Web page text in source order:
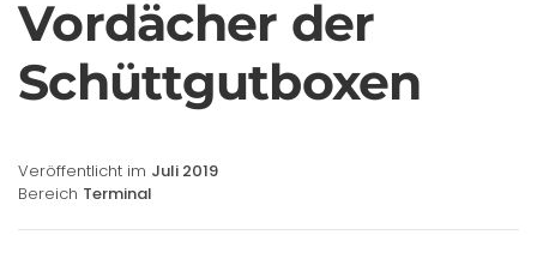
Vordächer der
Schüttgutboxen
Veröffentlicht im Juli 2019
Bereich Terminal